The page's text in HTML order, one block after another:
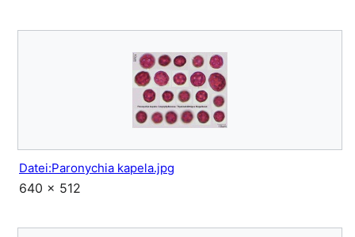
Datei:Paronychia kapela.jpg
640 × 512